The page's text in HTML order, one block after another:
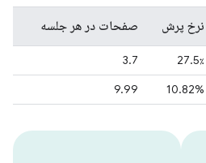
نرخ پرش صفحات در هر جلسه
27.5٪
3.7
10.82%
9.99